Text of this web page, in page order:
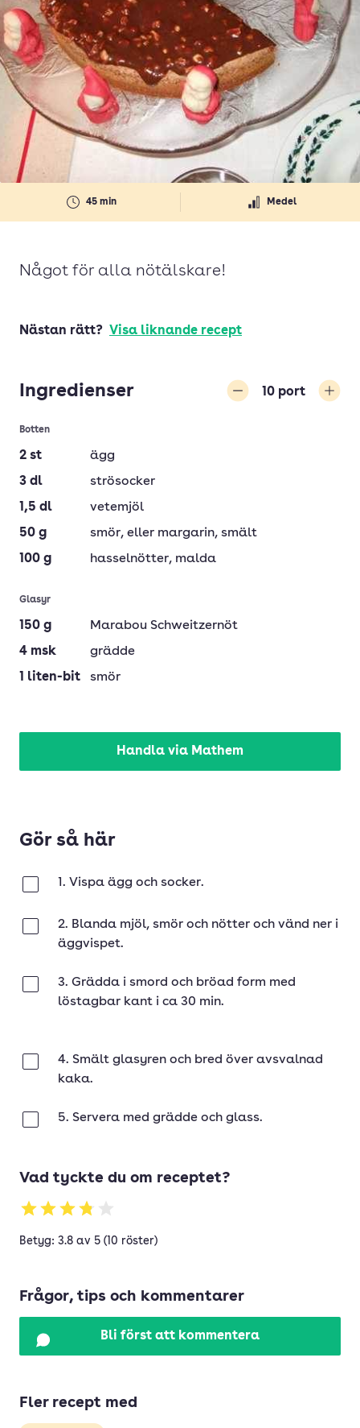
45 min Medel
Något för alla nötälskare!
Nästan rätt? Visa liknande recept
Ingredienser 10 port
Botten
2 st
ägg
3 dl
strösocker
1,5 dl
vetemjöl
50 g smör, eller margarin, smält
100 g hasselnötter, malda
Glasyr
150 g
Marabou Schweitzernöt
4 msk
grädde
1 liten-bit smör
Handla via Mathem
Gör så här
1. Vispa ägg och socker.
2. Blanda mjöl, smör och nötter och vänd ner i
äggvispet.
3. Grädda i smord och bröad form med
löstagbar kant i ca 30 min.
4. Smält glasyren och bred över avsvalnad
kaka.
5. Servera med grädde och glass.
Vad tyckte du om receptet?
Betyg: 3.8 av 5 (10 röster)
Frågor, tips och kommentarer
Bli först att kommentera
Fler recept med